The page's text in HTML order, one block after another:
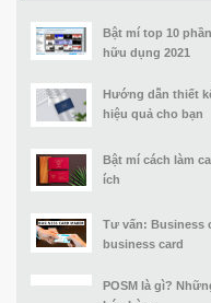
Bật mí top 10
hữu dụng 2021
Hướng dẫn thiết
hiệu quả cho bạn
Bật mí cách làm
ích
Tư vấn: Business
business card
POSM là gì?